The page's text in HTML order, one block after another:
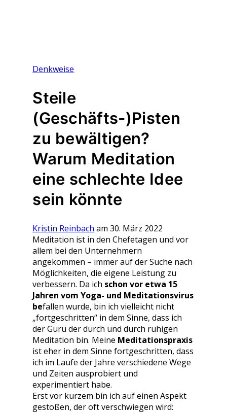
Denkweise
Steile
(Geschäfts-)Pisten
zu bewältigen?
Warum Meditation
eine schlechte Idee
sein könnte
Kristin Reinbach am 30. März 2022
Meditation ist in den Chefetagen und vor
allem bei den Unternehmern
angekommen – immer auf der Suche nach
Möglichkeiten, die eigene Leistung zu
verbessern. Da ich schon vor etwa 15
Jahren vom Yoga- und Meditationsvirus
befallen wurde, bin ich vielleicht nicht
„fortgeschritten“ in dem Sinne, dass ich
der Guru der durch und durch ruhigen
Meditation bin. Meine Meditationspraxis
ist eher in dem Sinne fortgeschritten, dass
ich im Laufe der Jahre verschiedene Wege
und Zeiten ausprobiert und
experimentiert habe.
Erst vor kurzem bin ich auf einen Aspekt
gestoßen, der oft verschwiegen wird: